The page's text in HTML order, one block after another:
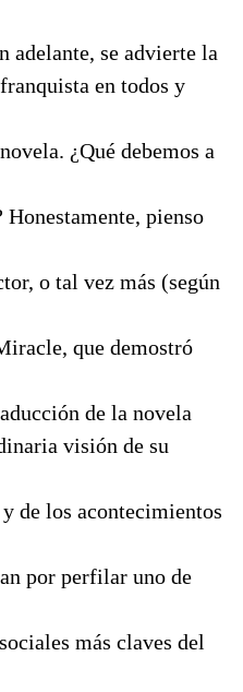
adelante, se advierte la
en todos y
¿Qué debemos a
pienso
o tal vez más (según
que demostró
de la novela
visión de su
de los acontecimientos
por perfilar uno de
más claves del